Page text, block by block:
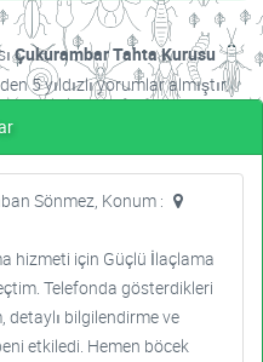
Çukurambar Tahta Kurusu
5 yıldızlı yorumlar almıştır.
Sönmez, Konum :
hizmeti için Güçlü İlaçlama
Telefonda gösterdikleri
detaylı bilgilendirme ve
etkiledi. Hemen böcek